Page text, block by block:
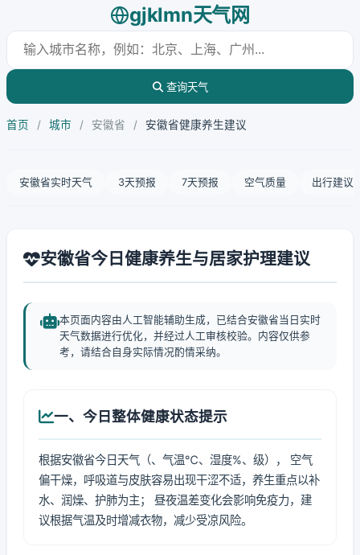
gjklmn天气网
查询天气
首页 / 城市 / 安徽省 / 安徽省健康养生建议
安徽省实时天气 3天预报 7天预报 空气质量 出行建议
安徽省今日健康养生与居家护理建议
本页面内容由人工智能辅助生成，已结合安徽省当日实时
天气数据进行优化，并经过人工审核校验。内容仅供参
考，请结合自身实际情况酌情采纳。
一、今日整体健康状态提示
根据安徽省今日天气（、气温℃、湿度%、级）， 空气
偏干燥，呼吸道与皮肤容易出现干涩不适，养生重点以补
水、润燥、护肺为主； 昼夜温差变化会影响免疫力，建
议根据气温及时增减衣物，减少受凉风险。